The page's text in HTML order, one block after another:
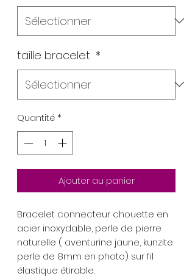
taille bracelet *
Quantité*
Ajouter au panier
Bracelet connecteur chouette en
acier inoxydable, perle de pierre
naturelle ( aventurine jaune, kunzite
perle de 8mm en photo) sur fil
élastique étirable.